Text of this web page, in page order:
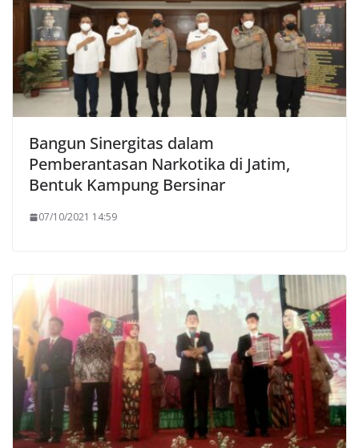
Bangun Sinergitas dalam
Pemberantasan Narkotika di Jatim,
Bentuk Kampung Bersinar
07/10/2021 14:59